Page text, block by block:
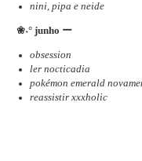
nini, pipa e neide
⠀ ⠀❀˖° junho ー
obsession
ler nocticadia
pokémon emerald
reassistir xxxholic